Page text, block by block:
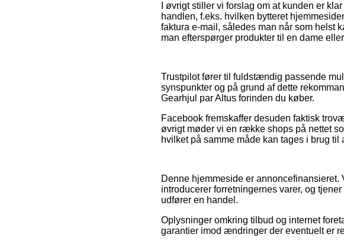
I øvrigt stiller vi forslag om at kunden er
handlen, f.eks. hvilken bytteret
faktura e-mail, således man når som helst
man efterspørger produkter til en dame
Trustpilot fører til fuldstændig passende
synspunkter og på grund af dette
Gearhjul par Altus forinden du køber.
Facebook fremskaffer desuden faktisk
øvrigt møder vi en række shops på nettet
hvilket på samme måde kan tages i brug
Denne hjemmeside er
introducerer forretningernes varer, og
udfører en handel.
Oplysninger omkring tilbud og internet
garantier imod ændringer der eventuelt er